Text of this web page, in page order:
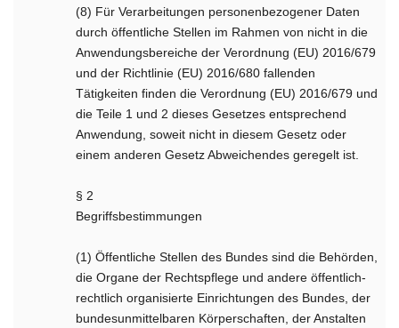
(8) Für Verarbeitungen personenbezogener Daten
durch öffentliche Stellen im Rahmen von nicht in die
Anwendungsbereiche der Verordnung (EU) 2016/679
und der Richtlinie (EU) 2016/680 fallenden
Tätigkeiten finden die Verordnung (EU) 2016/679 und
die Teile 1 und 2 dieses Gesetzes entsprechend
Anwendung, soweit nicht in diesem Gesetz oder
einem anderen Gesetz Abweichendes geregelt ist.
§ 2
Begriffsbestimmungen
(1) Öffentliche Stellen des Bundes sind die Behörden,
die Organe der Rechtspflege und andere öffentlich-
rechtlich organisierte Einrichtungen des Bundes, der
bundesunmittelbaren Körperschaften, der Anstalten